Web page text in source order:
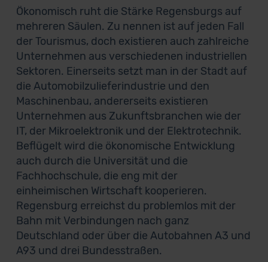
Ökonomisch ruht die Stärke Regensburgs auf
mehreren Säulen. Zu nennen ist auf jeden Fall
der Tourismus, doch existieren auch zahlreiche
Unternehmen aus verschiedenen industriellen
Sektoren. Einerseits setzt man in der Stadt auf
die Automobilzulieferindustrie und den
Maschinenbau, andererseits existieren
Unternehmen aus Zukunftsbranchen wie der
IT, der Mikroelektronik und der Elektrotechnik.
Beflügelt wird die ökonomische Entwicklung
auch durch die Universität und die
Fachhochschule, die eng mit der
einheimischen Wirtschaft kooperieren.
Regensburg erreichst du problemlos mit der
Bahn mit Verbindungen nach ganz
Deutschland oder über die Autobahnen A3 und
A93 und drei Bundesstraßen.